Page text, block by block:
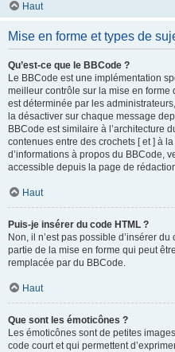
Haut
Mise en forme et types de
Qu’est-ce que le BBCode ?
Le BBCode est une implémentation
meilleur contrôle sur la mise en forme
est déterminée par les
la désactiver sur chaque message
BBCode est similaire à l’architecture
contenues entre des crochets [ et ] à
d’informations à propos du BBCode,
accessible depuis la page de
Haut
Puis-je insérer du code HTML ?
Non, il n’est pas possible d’insérer
partie de la mise en forme qui peut
remplacée par du BBCode.
Haut
Que sont les émoticônes ?
Les émoticônes sont de petites
code court et qui permettent